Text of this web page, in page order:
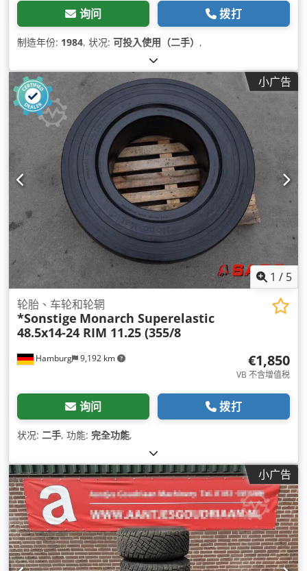
询问 拨打
制造年份: 1984, 状况: 可投入使用（二手） ,
小广告
1 / 5
Hamburg 9,192 km
轮胎、车轮和轮辋
*Sonstige Monarch Superelastic
48.5x14-24 RIM 11.25 (355/8
€1,850
VB 不含增值税
询问 拨打
状况: 二手, 功能: 完全功能,
小广告